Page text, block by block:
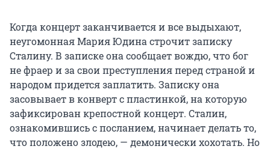
Когда концерт заканчивается и все выдыхают,
неугомонная Мария Юдина строчит записку
Сталину. В записке она сообщает вождю, что бог
не фраер и за свои преступления перед страной и
народом придется заплатить. Записку она
засовывает в конверт с пластинкой, на которую
зафиксирован крепостной концерт. Сталин,
ознакомившись с посланием, начинает делать то,
что положено злодею, — демонически хохотать. Но